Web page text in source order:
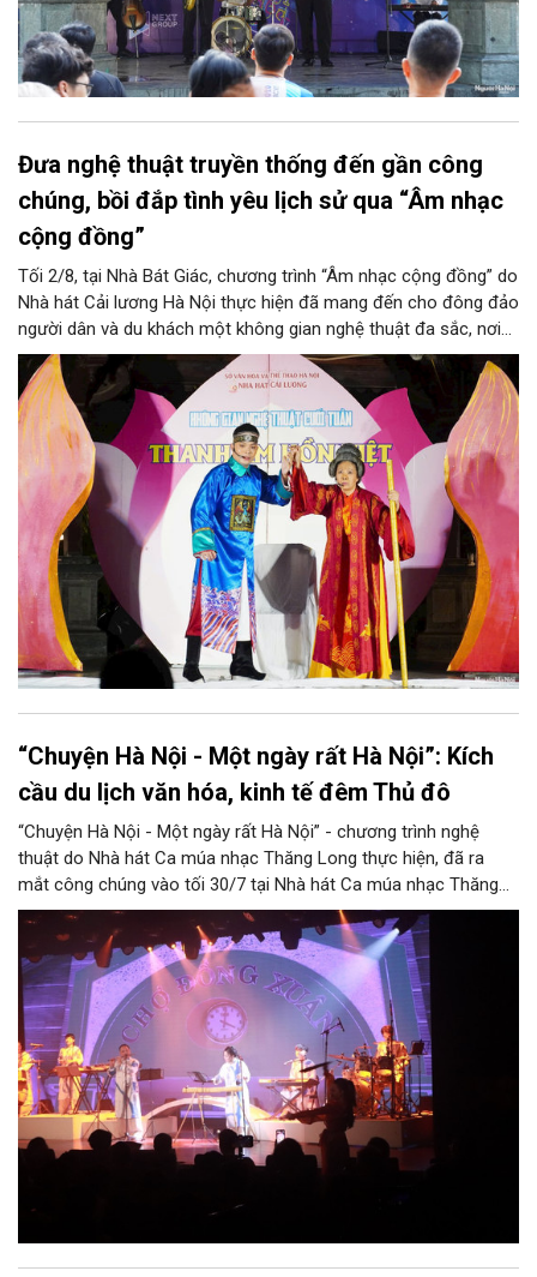
Đưa nghệ thuật truyền thống đến gần công
chúng, bồi đắp tình yêu lịch sử qua “Âm nhạc
cộng đồng”
Tối 2/8, tại Nhà Bát Giác, chương trình “Âm nhạc cộng đồng” do
Nhà hát Cải lương Hà Nội thực hiện đã mang đến cho đông đảo
người dân và du khách một không gian nghệ thuật đa sắc, nơi
những làn điệu cải lương, ca cổ, tân cổ và các tiết mục múa
hòa quyện trong không gian của phố đi bộ hồ Hoàn Kiếm. Đặc
biệt, chương trình có sự giao lưu của các nghệ sĩ đến từ
phương Nam, góp phần tạo nên cuộc gặp gỡ nghệ thuật giàu
cảm xúc.
“Chuyện Hà Nội - Một ngày rất Hà Nội”: Kích
cầu du lịch văn hóa, kinh tế đêm Thủ đô
“Chuyện Hà Nội - Một ngày rất Hà Nội” - chương trình nghệ
thuật do Nhà hát Ca múa nhạc Thăng Long thực hiện, đã ra
mắt công chúng vào tối 30/7 tại Nhà hát Ca múa nhạc Thăng
Long (số 31 - 33 phố Lương Văn Can, phường Hoàn Kiếm).